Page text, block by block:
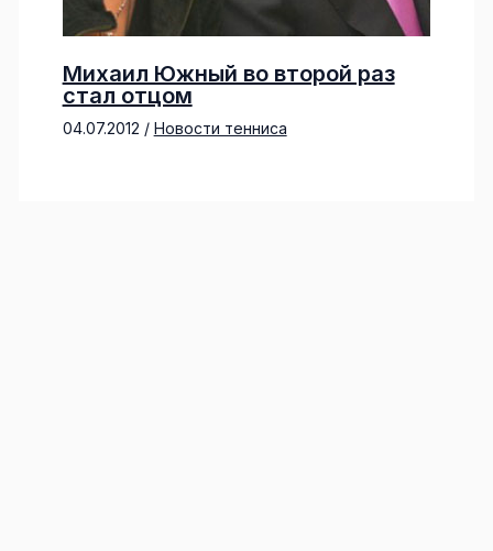
Михаил Южный во второй раз
стал отцом
04.07.2012 / Новости тенниса